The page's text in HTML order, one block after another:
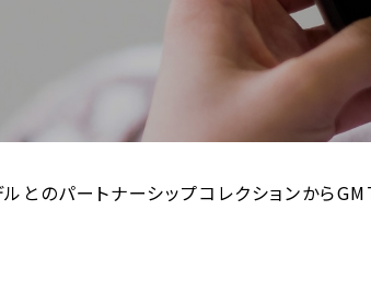
のパートナーシップコレクションから